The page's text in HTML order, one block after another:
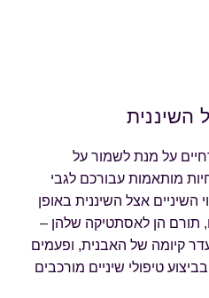
השיננית
על מנת לשמור על
מותאמות עבורכם לגבי
השיניים אצל השיננית באופן
הן לאסתטיקה שלהן –
קיומה של האבנית, ופעמים
טיפולי שיניים מורכבים